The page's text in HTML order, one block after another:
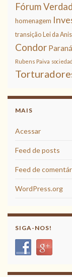
Fórum
homenagem
transição Lei da
Condor Paraná
Rubens Paiva
MAIS
Acessar
Feed de posts
Feed de
WordPress.org
SIGA-NOS!